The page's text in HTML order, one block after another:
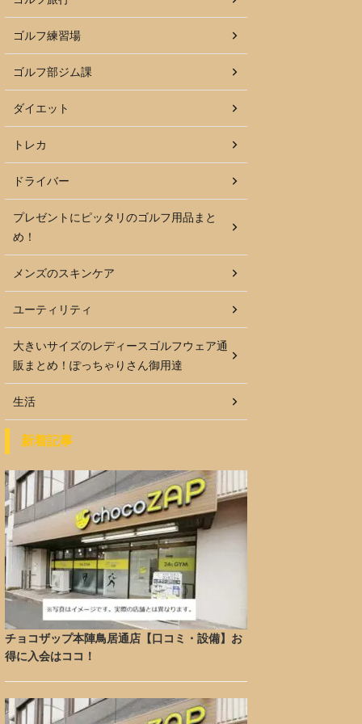
ゴルフ練習場
ゴルフ部ジム課
ダイエット
トレカ
ドライバー
プレゼントにピッタリのゴルフ用品まと
め！
メンズのスキンケア
ユーティリティ
大きいサイズのレディースゴルフウェア通
販まとめ！ぽっちゃりさん御用達
生活
新着記事
チョコザップ本陣鳥居通店【口コミ・設備】お
得に入会はココ！